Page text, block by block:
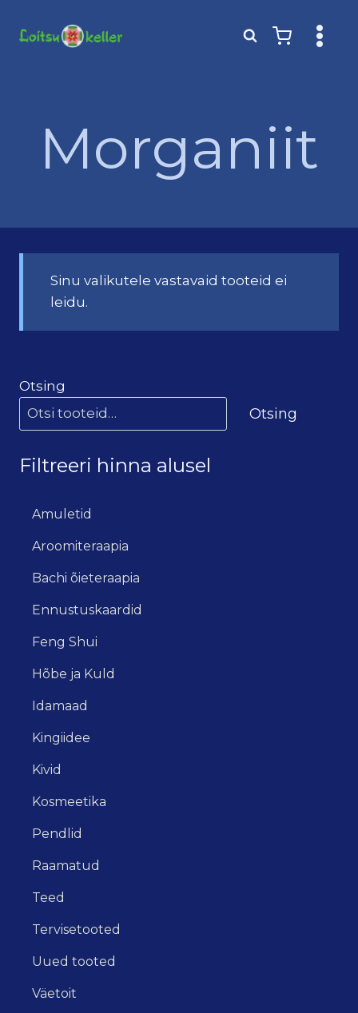
Morganiit
Sinu valikutele vastavaid tooteid ei
leidu.
Otsing
Otsing
Filtreeri hinna alusel
Amuletid
Aroomiteraapia
Bachi õieteraapia
Ennustuskaardid
Feng Shui
Hõbe ja Kuld
Idamaad
Kingiidee
Kivid
Kosmeetika
Pendlid
Raamatud
Teed
Tervisetooted
Uued tooted
Väetoit